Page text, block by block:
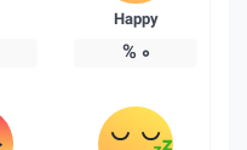
Happy
0
%